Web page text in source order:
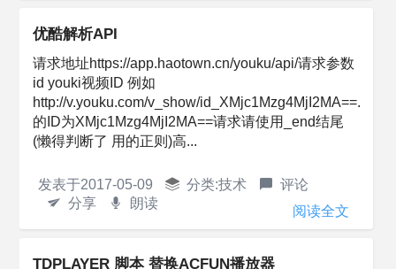
优酷解析API
请求地址https://app.haotown.cn/youku/api/请求参数
id youki视频ID 例如
http://v.youku.com/v_show/id_XMjc1Mzg4MjI2MA==.html
的ID为XMjc1Mzg4MjI2MA==请求请使用_end结尾
(懒得判断了 用的正则)高...
阅读全文
发表于2017-05-09 分类:技术
评论
分享
朗读
TDPLAYER 脚本 替换ACFUN播放器